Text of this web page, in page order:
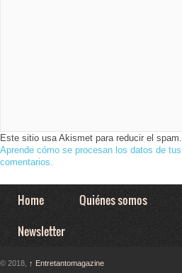
Este sitio usa Akismet para reducir el spam.
Aprende cómo se procesan los datos de tus
comentarios.
Home Quiénes somos
Newsletter
© 2018, ↑ Entretantomagazine